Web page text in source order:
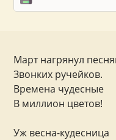
Март нагрянул
Звонких ручейков.
Времена чудесные
В миллион цветов!
Уж весна-кудесница